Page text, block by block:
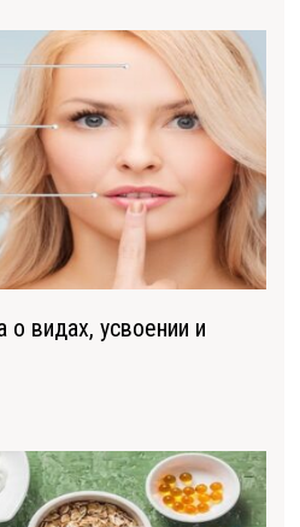
о видах, усвоении и